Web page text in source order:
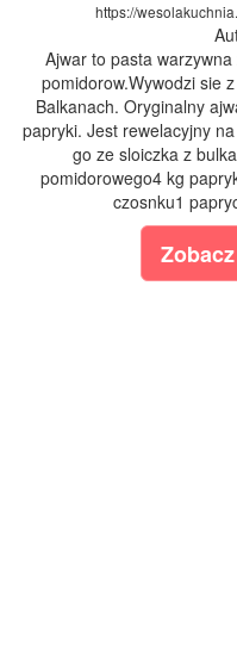
https://
Ajwar to pasta
pomidorow.Wywodzi sie
Balkanach. Oryginalny
papryki. Jest rewelacyjny
go ze sloiczka z
pomidorowego4 kg
czosnku1